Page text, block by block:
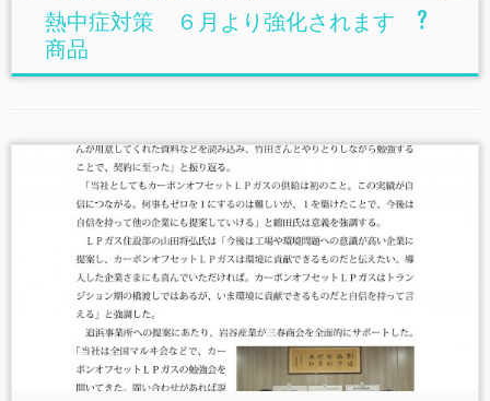
熱中症対策 ６月より強化されます ?
商品